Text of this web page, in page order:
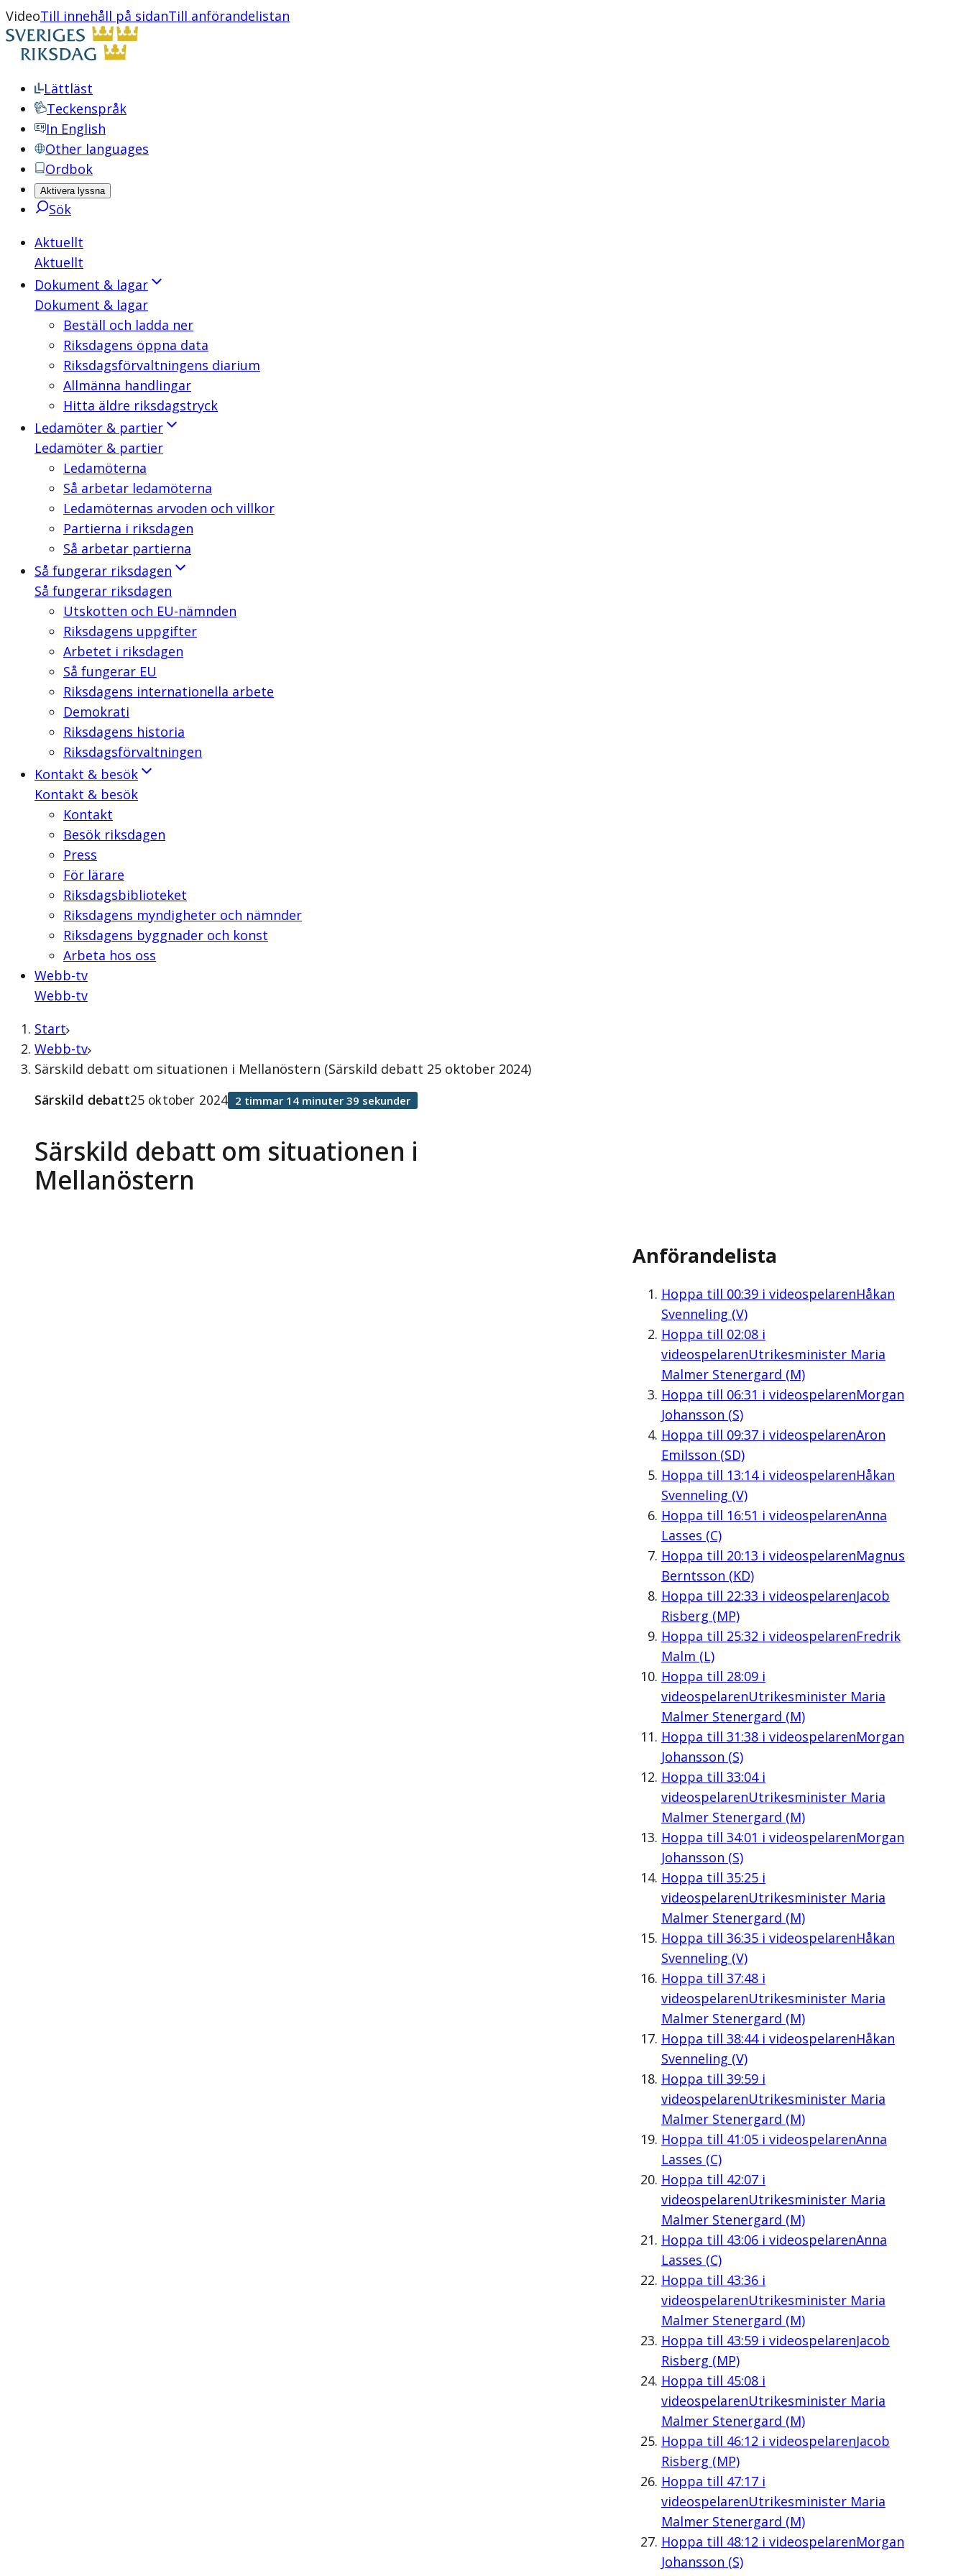
VideoTill innehåll på sidanTill anförandelistan
Lättläst
Teckenspråk
In English
Other languages
Ordbok
Aktivera lyssna
Sök
Aktuellt
Aktuellt
Dokument & lagar
Dokument & lagar
Beställ och ladda ner
Riksdagens öppna data
Riksdagsförvaltningens diarium
Allmänna handlingar
Hitta äldre riksdagstryck
Ledamöter & partier
Ledamöter & partier
Ledamöterna
Så arbetar ledamöterna
Ledamöternas arvoden och villkor
Partierna i riksdagen
Så arbetar partierna
Så fungerar riksdagen
Så fungerar riksdagen
Utskotten och EU-nämnden
Riksdagens uppgifter
Arbetet i riksdagen
Så fungerar EU
Riksdagens internationella arbete
Demokrati
Riksdagens historia
Riksdagsförvaltningen
Kontakt & besök
Kontakt & besök
Kontakt
Besök riksdagen
Press
För lärare
Riksdagsbiblioteket
Riksdagens myndigheter och nämnder
Riksdagens byggnader och konst
Arbeta hos oss
Webb-tv
Webb-tv
Start
Webb-tv
Särskild debatt om situationen i Mellanöstern (Särskild debatt 25 oktober 2024)
Särskild debatt om situationen i
Mellanöstern
Särskild debatt25 oktober 2024 2 timmar 14 minuter 39 sekunder
Anförandelista
Hoppa till 00:39i videospelarenHåkan
Svenneling (V)
Hoppa till 02:08i
videospelarenUtrikesminister Maria
Malmer Stenergard (M)
Hoppa till 06:31 i videospelarenMorgan
Johansson (S)
Hoppa till 09:37i videospelarenAron
Emilsson (SD)
Hoppa till 13:14i videospelarenHåkan
Svenneling (V)
Hoppa till 16:51 i videospelarenAnna
Lasses (C)
Hoppa till 20:13 i videospelarenMagnus
Berntsson (KD)
Hoppa till 22:33 i videospelarenJacob
Risberg (MP)
Hoppa till 25:32 i videospelarenFredrik
Malm (L)
Hoppa till 28:09i
videospelarenUtrikesminister Maria
Malmer Stenergard (M)
Hoppa till 31:38i videospelarenMorgan
Johansson (S)
Hoppa till 33:04i
videospelarenUtrikesminister Maria
Malmer Stenergard (M)
Hoppa till 34:01 i videospelarenMorgan
Johansson (S)
Hoppa till 35:25i
videospelarenUtrikesminister Maria
Malmer Stenergard (M)
Hoppa till 36:35i videospelarenHåkan
Svenneling (V)
Hoppa till 37:48i
videospelarenUtrikesminister Maria
Malmer Stenergard (M)
Hoppa till 38:44i videospelarenHåkan
Svenneling (V)
Hoppa till 39:59i
videospelarenUtrikesminister Maria
Malmer Stenergard (M)
Hoppa till 41:05i videospelarenAnna
Lasses (C)
Hoppa till 42:07i
videospelarenUtrikesminister Maria
Malmer Stenergard (M)
Hoppa till 43:06i videospelarenAnna
Lasses (C)
Hoppa till 43:36i
videospelarenUtrikesminister Maria
Malmer Stenergard (M)
Hoppa till 43:59i videospelarenJacob
Risberg (MP)
Hoppa till 45:08i
videospelarenUtrikesminister Maria
Malmer Stenergard (M)
Hoppa till 46:12 i videospelarenJacob
Risberg (MP)
Hoppa till 47:17i
videospelarenUtrikesminister Maria
Malmer Stenergard (M)
Hoppa till 48:12 i videospelarenMorgan
Johansson (S)